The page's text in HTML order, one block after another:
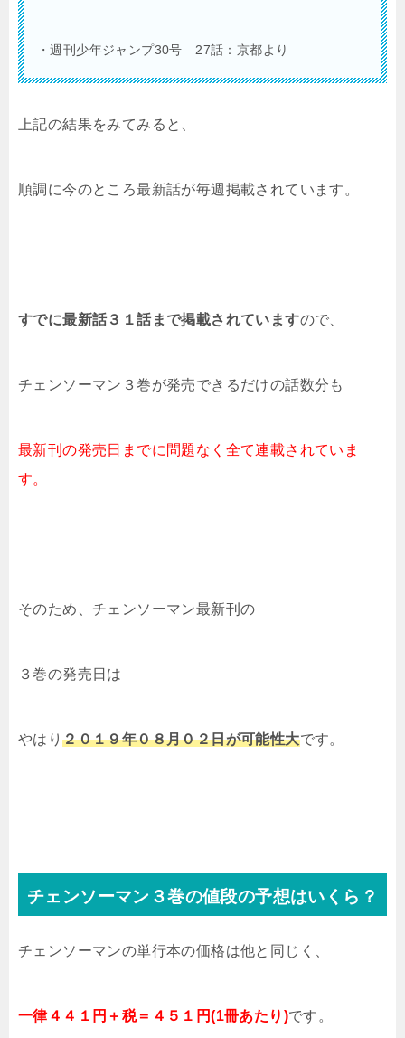
・週刊少年ジャンプ30号 27話：京都より
上記の結果をみてみると、
順調に今のところ最新話が毎週掲載されています。
すでに最新話３１話まで掲載されていますので、
チェンソーマン３巻が発売できるだけの話数分も
最新刊の発売日までに問題なく 全て連載されていま
す。
そのため、チェンソーマン最新刊の
３巻の発売日は
やはり２０１９年０８月０２日が可能性大です。
チェンソーマン３巻の値段の予想はいくら？
チェンソーマンの単行本の価格は他と同じく、
一律４４１円＋税＝４５１円(1冊あたり)です。